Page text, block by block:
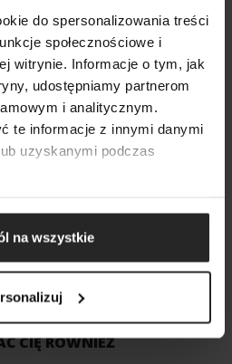
do spersonalizowania treści
społecznościowe i
witrynie. Informacje o tym, jak
udostępniamy partnerom
i analitycznym.
te informacje z innymi danymi
uzyskanymi podczas
na wszystkie
PDF
106683
CIĘ RÓWNIEŻ
LISTĘ
NASTĘPNY
PORÓWNANIE
NASTĘPNY
NASTĘPNY
SZUKAJ